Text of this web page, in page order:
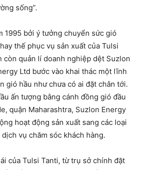
sống”.
1995 bởi ý tưởng chuyển sức gió
thế phục vụ sản xuất của Tulsi
còn quản lí doanh nghiệp dệt Suzlon
Ltd bước vào khai thác một lĩnh
gió hầu như chưa có ai đặt chân tới.
ấn tượng bằng cánh đồng gió đầu
quận Maharashtra, Suzlon Energy
hoạt động sản xuất sang các loại
vụ chăm sóc khách hàng.
của Tulsi Tanti, từ trụ sở chính đặt